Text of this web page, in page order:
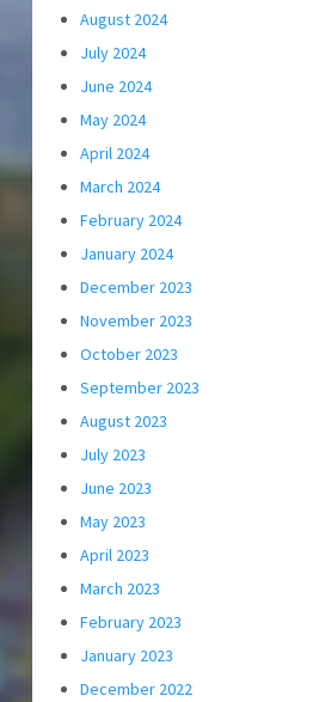
August 2024
July 2024
June 2024
May 2024
April 2024
March 2024
February 2024
January 2024
December 2023
November 2023
October 2023
September 2023
August 2023
July 2023
June 2023
May 2023
April 2023
March 2023
February 2023
January 2023
December 2022